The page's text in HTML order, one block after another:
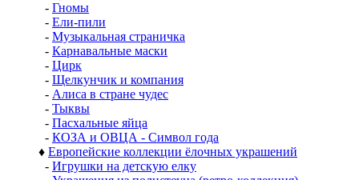
- Гномы
- Ели-пили
- Музыкальная страничка
- Карнавальные маски
- Цирк
- Щелкунчик и компания
- Алиса в стране чудес
- Тыквы
- Пасхальные яйца
- КОЗА и ОВЦА - Символ года
♦ Европейские коллекции ёлочных украшений
- Игрушки на детскую елку